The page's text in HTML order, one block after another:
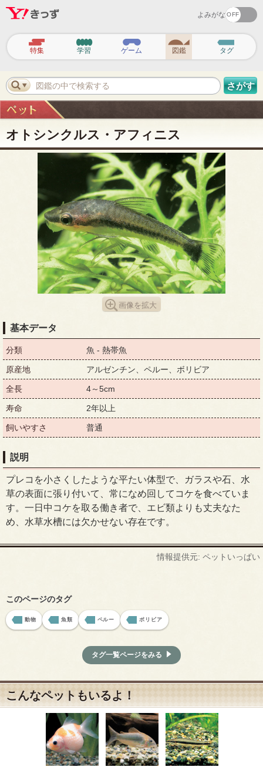
よみがな
ビ
ゲ
ー
シ
ョ
ン
特集 学習 ゲーム 図鑑 タグ
図鑑の中で検索する さがす
オトシンクルス・アフィニス
画像を拡大
基本データ
分類 魚 - 熱帯魚
原産地 アルゼンチン、ペルー、ボリビア
全長 4～5cm
寿命 2年以上
飼いやすさ 普通
説明
プレコを小さくしたような平たい体型で、ガラスや石、水
草の表面に張り付いて、常になめ回してコケを食べていま
す。一日中コケを取る働き者で、エビ類よりも丈夫なた
め、水草水槽には欠かせない存在です。
情報提供元: ペットいっぱい
このページのタグ
動物 魚類 ペルー ボリビア
タグ一覧ページをみる
こんなペットもいるよ！